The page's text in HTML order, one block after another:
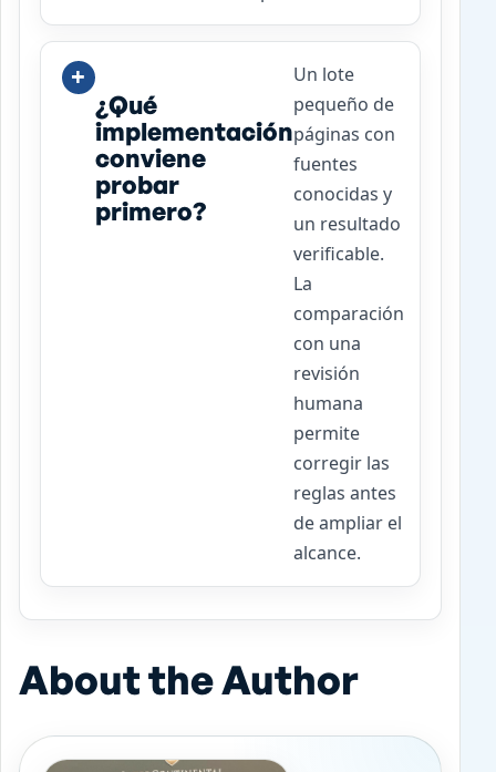
¿Qué
implementación
conviene
probar
primero?
Un lote
pequeño de
páginas con
fuentes
conocidas y
un resultado
verificable.
La
comparación
con una
revisión
humana
permite
corregir las
reglas antes
de ampliar el
alcance.
About the Author